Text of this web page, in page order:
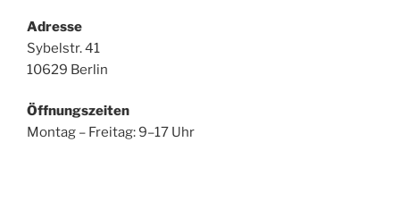
Adresse
Sybelstr. 41
10629 Berlin
Öffnungszeiten
Montag – Freitag: 9–17 Uhr